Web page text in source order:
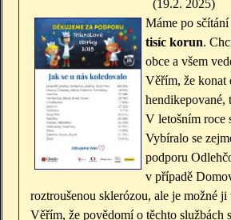
(19.2. 2025)
Máme po
tisíc korun.
obce a všem
Věřím, že konat
hendikepované,
V letošním roce
Vybíralo se
podporu
v případě
roztroušenou sklerózou, ale je možné
Věřím, že povědomí o těchto službách